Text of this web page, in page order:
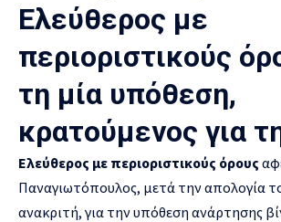
Ελεύθερος με
περιοριστικούς
τη μία υπόθεση,
κρατούμενος για
Ελεύθερος με περιοριστικούς όρους
Παναγιωτόπουλος, μετά την απολογία
ανακριτή, για την υπόθεση ανάρτησης